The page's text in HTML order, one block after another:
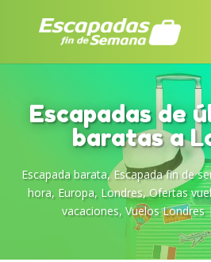
Escapadas de
baratas a
Escapada barata,Escapada fin de
hora, Europa, Londres,Ofertas
vacaciones, Vuelos Londres